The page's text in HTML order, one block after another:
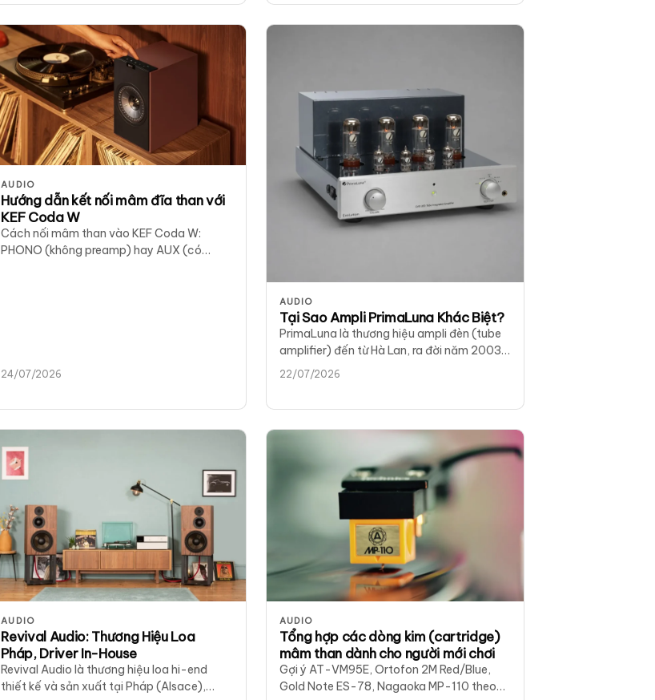
AUDIO
Hướng dẫn kết nối mâm đĩa than với
KEF Coda W
Cách nối mâm than vào KEF Coda W:
PHONO (không preamp) hay AUX (có
24/07/2026
AUDIO
Tại Sao Ampli PrimaLuna Khác Biệt?
PrimaLuna là thương hiệu ampli đèn (tube
amplifier) đến từ Hà Lan, ra đời năm 2003
dưới bàn tay của Herman van…
22/07/2026
AUDIO
Revival Audio: Thương Hiệu Loa
Pháp, Driver In-House
Revival Audio là thương hiệu loa hi-end
thiết kế và sản xuất tại Pháp (Alsace),
AUDIO
Tổng hợp các dòng kim (cartridge)
mâm than dành cho người mới chơi
Gợi ý AT-VM95E, Ortofon 2M Red/Blue,
Gold Note ES-78, Nagaoka MP-110 theo